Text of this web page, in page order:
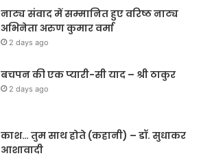
नाट्य संवाद में सम्मानित हुए वरिष्ठ नाट्य
अभिनेता अरुण कुमार वर्मा
2 days ago
बचपन की एक प्यारी-सी याद – श्री ठाकुर
2 days ago
काश… तुम साथ होते (कहानी) – डॉ. सुधाकर
आशावादी